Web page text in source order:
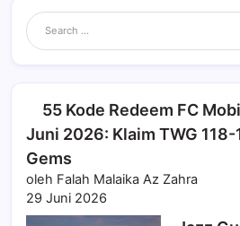
55 Kode Redeem FC
Juni 2026: Klaim TWG 118-
Gems
oleh Falah Malaika Az Zahra
29 Juni 2026